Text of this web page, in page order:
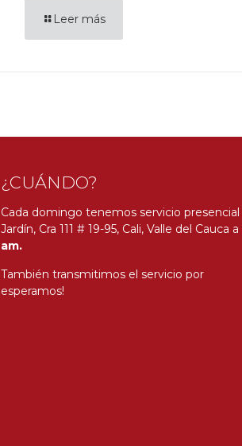
Leer más
¿CUÁNDO?
Cada domingo tenemos servicio presencial
Jardín, Cra 111 # 19-95, Cali, Valle del Cauca a
am.
También transmitimos el servicio por
esperamos!